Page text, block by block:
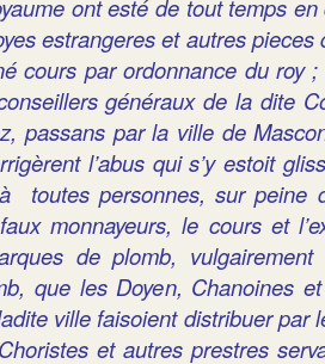
ont esté de tout temps
estrangeres et autres pieces
cours par ordonnance du roy
généraux de la dite
passans par la ville de
l’abus qui s’y estoit
toutes personnes, sur peine
monnayeurs, le cours et
de plomb,
que les Doyen, Chanoines
ville faisoient distribuer par
et autres prestres